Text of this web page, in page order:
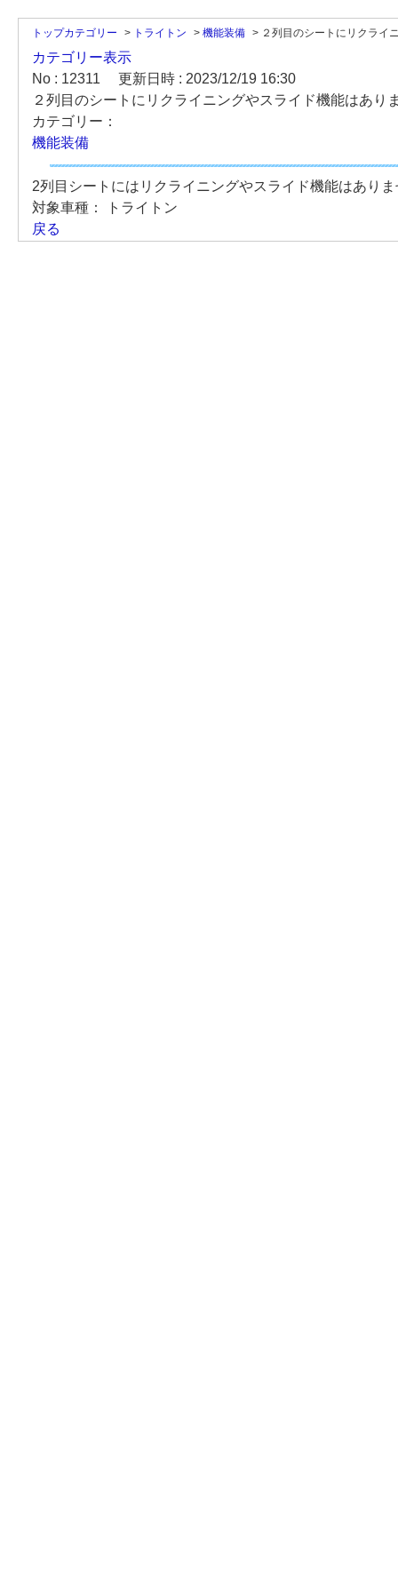
トップカテゴリー > トライトン > 機能装備 > ２列目のシートにリクライ
カテゴリー表示
No : 12311
更新日時 : 2023/12/19 16:30
２列目のシートにリクライニングやスライド機能はあり
カテゴリー：
機能装備
2列目シートにはリクライニングやスライド機能はあり
対象車種：
トライトン
戻る